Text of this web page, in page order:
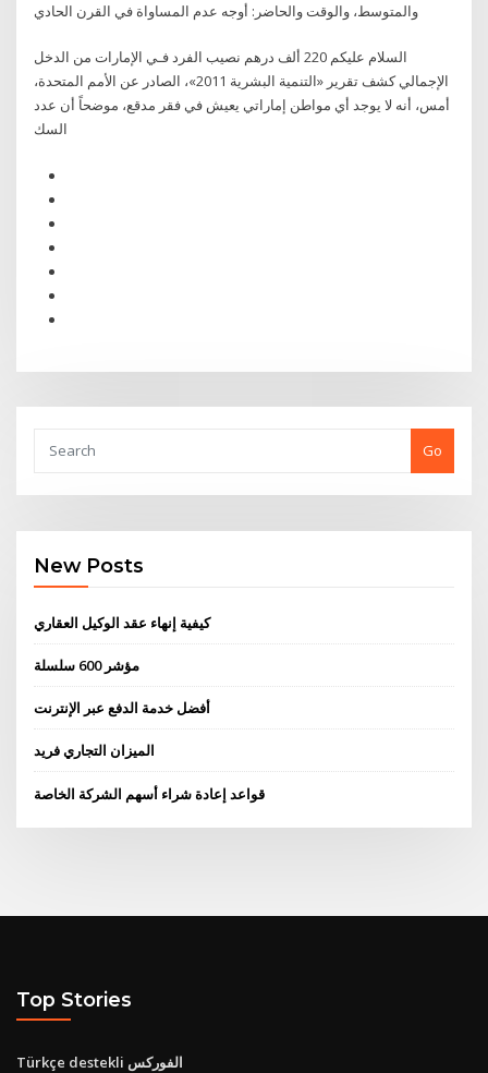
والمتوسط، والوقت والحاضر: أوجه عدم المساواة في القرن الحادي
السلام عليكم 220 ألف درهم نصيب الفرد فـي الإمارات من الدخل
الإجمالي كشف تقرير «التنمية البشرية 2011»، الصادر عن الأمم المتحدة،
أمس، أنه لا يوجد أي مواطن إماراتي يعيش في فقر مدقع، موضحاً أن عدد
السك
Go
New Posts
كيفية إنهاء عقد الوكيل العقاري
مؤشر 600 سلسلة
أفضل خدمة الدفع عبر الإنترنت
الميزان التجاري فريد
قواعد إعادة شراء أسهم الشركة الخاصة
Top Stories
Türkçe destekli الفوركس